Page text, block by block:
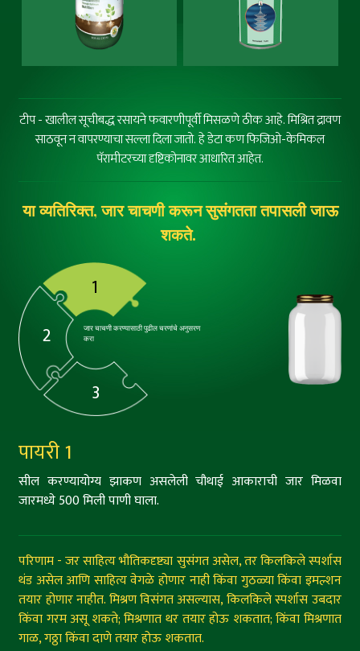
टीप - खालील सूचीबद्ध रसायने फवारणीपूर्वी मिसळणे ठीक आहे. मिश्रित द्रावण
साठवून न वापरण्याचा सल्ला दिला जातो. हे डेटा कण फिजिओ-केमिकल
पॅरामीटरच्या दृष्टिकोनावर आधारित आहेत.
या व्यतिरिक्त, जार चाचणी करून सुसंगतता तपासली जाऊ
शकते.
1
2
3
जार चाचणी करण्यासाठी पुढील चरणांचे अनुसरण
करा
पायरी 1
सील करण्यायोग्य झाकण असलेली चौथाई आकाराची जार मिळवा
जारमध्ये 500 मिली पाणी घाला.
परिणाम - जर साहित्य भौतिकदृष्ट्या सुसंगत असेल, तर किलकिले स्पर्शास
थंड असेल आणि साहित्य वेगळे होणार नाही किंवा गुठळ्या किंवा इमल्शन
तयार होणार नाहीत. मिश्रण विसंगत असल्यास, किलकिले स्पर्शास उबदार
किंवा गरम असू शकते; मिश्रणात थर तयार होऊ शकतात; किंवा मिश्रणात
गाळ, गठ्ठा किंवा दाणे तयार होऊ शकतात.